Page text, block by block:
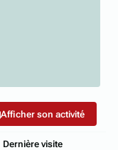
Dernière visite
Afficher son activité